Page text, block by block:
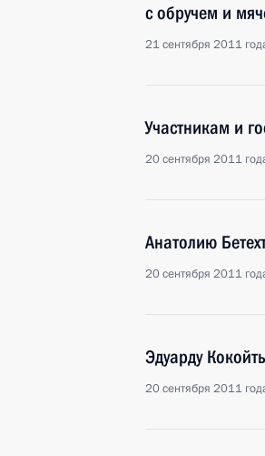
с обручем и
21 сентября 2011
Участникам и
20 сентября 2011
Анатолию
20 сентября 2011
Эдуарду
20 сентября 2011